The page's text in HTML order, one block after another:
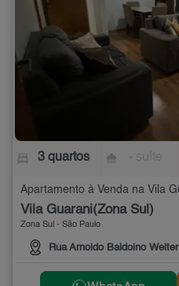
3 quartos
Vila Guarani(Zona Sul)
Zona Sul - São Paulo
Rua Arnoldo Baldoino Welter